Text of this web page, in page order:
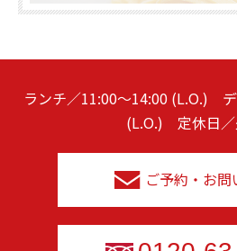
ランチ／11:00～14:00 (L.O.)
(L.O.) 定休日／
ご予約・お問